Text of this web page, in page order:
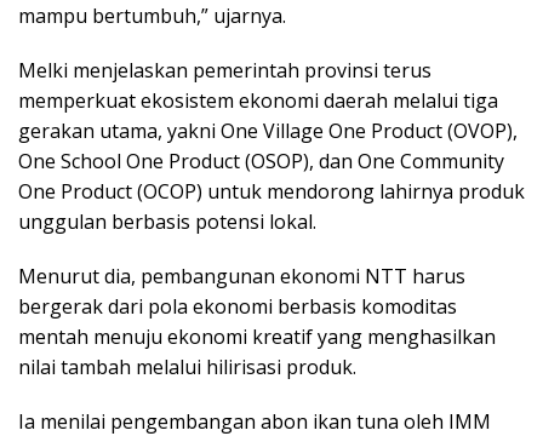
mampu bertumbuh,” ujarnya.
Melki menjelaskan pemerintah provinsi terus
memperkuat ekosistem ekonomi daerah melalui tiga
gerakan utama, yakni One Village One Product (OVOP),
One School One Product (OSOP), dan One Community
One Product (OCOP) untuk mendorong lahirnya produk
unggulan berbasis potensi lokal.
Menurut dia, pembangunan ekonomi NTT harus
bergerak dari pola ekonomi berbasis komoditas
mentah menuju ekonomi kreatif yang menghasilkan
nilai tambah melalui hilirisasi produk.
Ia menilai pengembangan abon ikan tuna oleh IMM